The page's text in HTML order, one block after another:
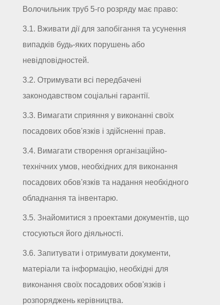
Волочильник труб 5-го розряду має право:
3.1. Вживати дії для запобігання та усунення
випадків будь-яких порушень або
невідповідностей.
3.2. Отримувати всі передбачені
законодавством соціальні гарантії.
3.3. Вимагати сприяння у виконанні своїх
посадових обов'язків і здійсненні прав.
3.4. Вимагати створення організаційно-
технічних умов, необхідних для виконання
посадових обов'язків та надання необхідного
обладнання та інвентарю.
3.5. Знайомитися з проектами документів, що
стосуються його діяльності.
3.6. Запитувати і отримувати документи,
матеріали та інформацію, необхідні для
виконання своїх посадових обов'язків і
розпоряджень керівництва.